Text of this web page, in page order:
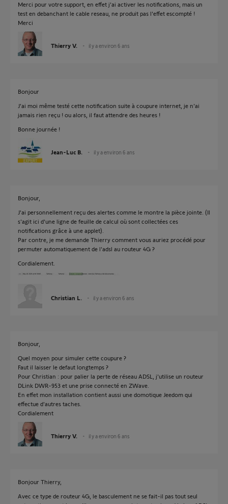
Merci pour votre support, en effet j'ai activer les notifications, mais un
test en debanchant le cable reseau, ne produit pas l'effet escompté !
Merci
Thierry V. il y a environ 6 ans
Bonjour
J'ai moi même testé cette notification suite à coupure internet, je n'ai
jamais rien reçu ! ou alors, il faut attendre des heures !
Bonne journée !
Jean-Luc B. il y a environ 6 ans
Bonjour,
J'ai personnellement reçu des alertes comme le montre la pièce jointe. (Il
s'agit ici d'une ligne de feuille de calcul où sont collectées ces
notifications grâce à une applet).
Par contre, je me demande Thierry comment vous auriez procédé pour
permuter automatiquement de l'adsl au routeur 4G ?
Cordialement.
Christian L. il y a environ 6 ans
Bonjour,
Quel moyen pour simuler cette coupure ?
Faut il laisser le defaut longtemps ?
Pour Christian : pour palier la perte de réseau ADSL, j'utilise un routeur
DLink DWR-953 et une prise connecté en ZWave.
En effet mon installation contient aussi une domotique Jeedom qui
effectue d'autres taches.
Cordialement
Thierry V. il y a environ 6 ans
Bonjour Thierry,
Avec ce type de routeur 4G, le basculement ne se fait-il pas tout seul